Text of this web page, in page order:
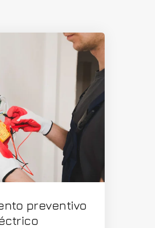
preventivo